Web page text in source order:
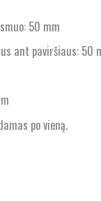
50 mm
ant paviršiaus: 50
po vieną.